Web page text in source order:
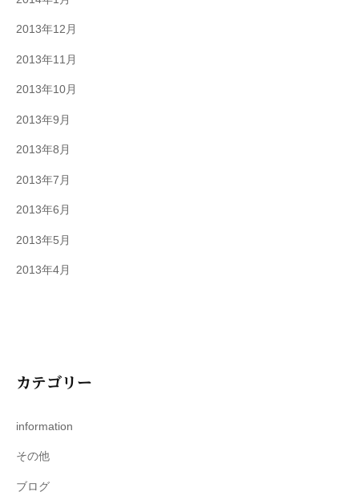
2013年12月
2013年11月
2013年10月
2013年9月
2013年8月
2013年7月
2013年6月
2013年5月
2013年4月
カテゴリー
information
その他
ブログ